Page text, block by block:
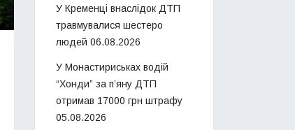
У Кременці внаслідок ДТП
травмувалися шестеро
людей 06.08.2026
У Монастириськах водій
“Хонди” за п’яну ДТП
отримав 17000 грн штрафу
05.08.2026